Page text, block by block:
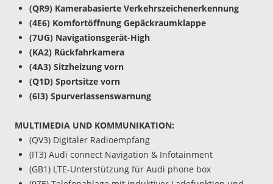
(QR9) Kamerabasierte Verkehrszeichenerkennung
(4E6) Komfortöffnung Gepäckraumklappe
(7UG) Navigationsgerät-High
(KA2) Rückfahrkamera
(4A3) Sitzheizung vorn
(Q1D) Sportsitze vorn
(6I3) Spurverlassenswarnung
MULTIMEDIA UND KOMMUNIKATION:
(QV3) Digitaler Radioempfang
(IT3) Audi connect Navigation & Infotainment
(GB1) LTE-Unterstützung für Audi phone box